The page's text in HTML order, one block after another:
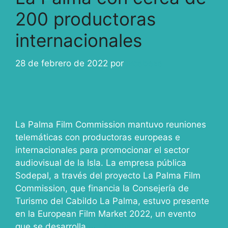
200 productoras
internacionales
28 de febrero de 2022 por
La Palma Film Commission mantuvo reuniones
telemáticas con productoras europeas e
internacionales para promocionar el sector
audiovisual de la Isla. La empresa pública
Sodepal, a través del proyecto La Palma Film
Commission, que financia la Consejería de
Turismo del Cabildo La Palma, estuvo presente
en la European Film Market 2022, un evento